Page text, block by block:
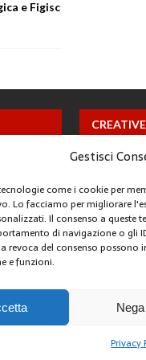
Gestisci
come i cookie per
Lo facciamo per migliorare
Il consenso a queste
di navigazione o gli
revoca del consenso possono
e funzioni.
Nega
Privacy
e Figisc
Questa opera
ARCHIVI